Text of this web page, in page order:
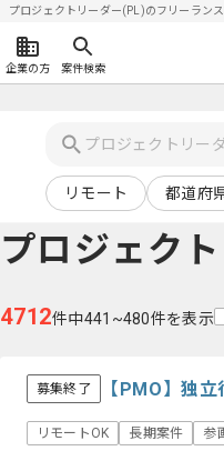
プロジェクトリーダー(PL)のフリーラン
企業の方 案件検索
リモート 都道府
プロジェク
4712件中441~480件を表示
募集終了 【PMO】独
リモートOK 長期案件 参